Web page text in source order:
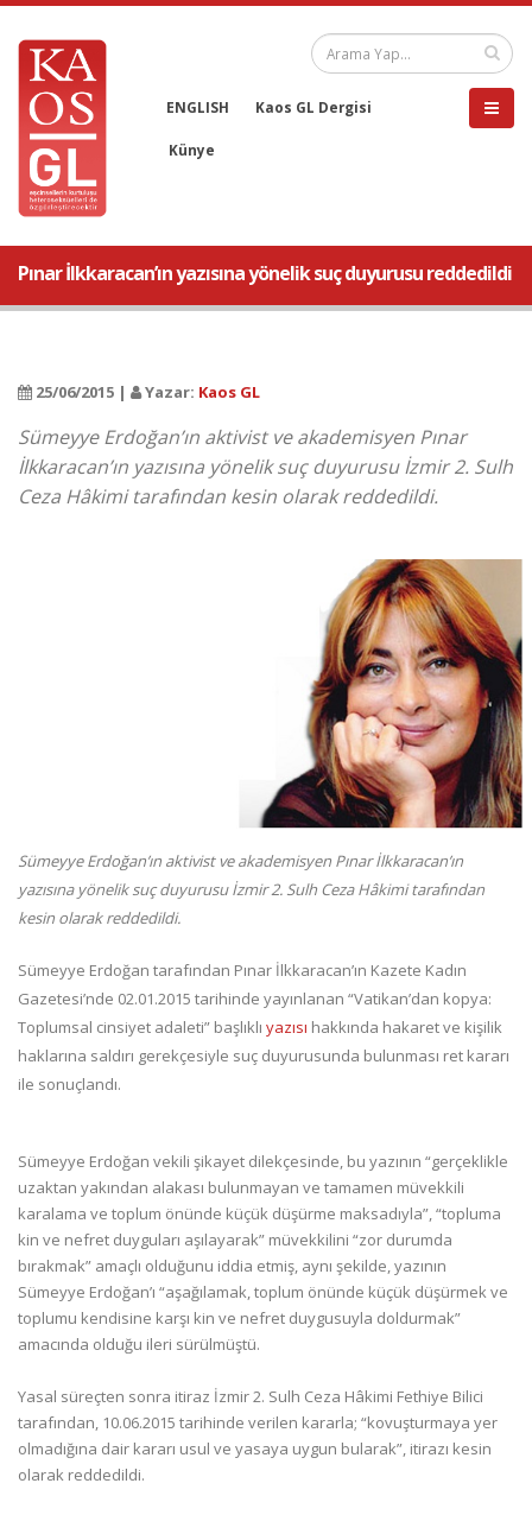
ENGLISH Kaos GL Dergisi
Künye
Pınar İlkkaracan’ın yazısına yönelik suç duyurusu reddedildi
25/06/2015 | Yazar: Kaos GL
Sümeyye Erdoğan’ın aktivist ve akademisyen Pınar
İlkkaracan’ın yazısına yönelik suç duyurusu İzmir 2. Sulh
Ceza Hâkimi tarafından kesin olarak reddedildi.
Sümeyye Erdoğan’ın aktivist ve akademisyen Pınar İlkkaracan’ın
yazısına yönelik suç duyurusu İzmir 2. Sulh Ceza Hâkimi tarafından
kesin olarak reddedildi.
Sümeyye Erdoğan tarafından Pınar İlkkaracan’ın Kazete Kadın
Gazetesi’nde 02.01.2015 tarihinde yayınlanan “Vatikan’dan kopya:
Toplumsal cinsiyet adaleti” başlıklı yazısı hakkında hakaret ve kişilik
haklarına saldırı gerekçesiyle suç duyurusunda bulunması ret kararı
ile sonuçlandı.
Sümeyye Erdoğan vekili şikayet dilekçesinde, bu yazının “gerçeklikle
uzaktan yakından alakası bulunmayan ve tamamen müvekkili
karalama ve toplum önünde küçük düşürme maksadıyla”, “topluma
kin ve nefret duyguları aşılayarak” müvekkilini “zor durumda
bırakmak” amaçlı olduğunu iddia etmiş, aynı şekilde, yazının
Sümeyye Erdoğan’ı “aşağılamak, toplum önünde küçük düşürmek ve
toplumu kendisine karşı kin ve nefret duygusuyla doldurmak”
amacında olduğu ileri sürülmüştü.
Yasal süreçten sonra itiraz İzmir 2. Sulh Ceza Hâkimi Fethiye Bilici
tarafından, 10.06.2015 tarihinde verilen kararla; “kovuşturmaya yer
olmadığına dair kararı usul ve yasaya uygun bularak”, itirazı kesin
olarak reddedildi.